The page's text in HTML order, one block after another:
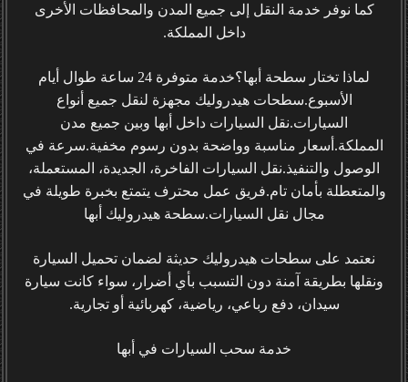
كما نوفر خدمة النقل إلى جميع المدن والمحافظات الأخرى
داخل المملكة.
لماذا تختار سطحة أبها؟خدمة متوفرة 24 ساعة طوال أيام
الأسبوع.سطحات هيدروليك مجهزة لنقل جميع أنواع
السيارات.نقل السيارات داخل أبها وبين جميع مدن
المملكة.أسعار مناسبة وواضحة بدون رسوم مخفية.سرعة في
الوصول والتنفيذ.نقل السيارات الفاخرة، الجديدة، المستعملة،
والمتعطلة بأمان تام.فريق عمل محترف يتمتع بخبرة طويلة في
مجال نقل السيارات.سطحة هيدروليك أبها
نعتمد على سطحات هيدروليك حديثة لضمان تحميل السيارة
ونقلها بطريقة آمنة دون التسبب بأي أضرار، سواء كانت سيارة
سيدان، دفع رباعي، رياضية، كهربائية أو تجارية.
خدمة سحب السيارات في أبها